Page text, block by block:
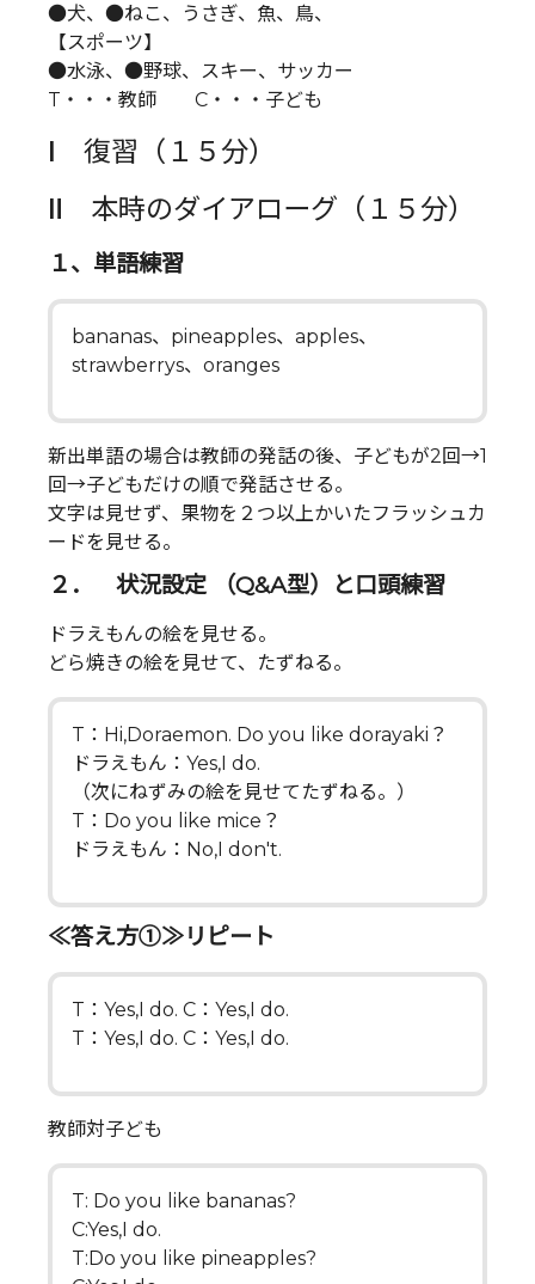
●犬、●ねこ、うさぎ、魚、鳥、
【スポーツ】
●水泳、●野球、スキー、サッカー
T・・・教師 C・・・子ども
Ⅰ 復習（１５分）
Ⅱ 本時のダイアローグ（１５分）
１、単語練習
bananas、pineapples、apples、
strawberrys、oranges
新出単語の場合は教師の発話の後、子どもが2回→1
回→子どもだけの順で発話させる。
文字は見せず、果物を２つ以上かいたフラッシュカ
ードを見せる。
２． 状況設定 （Q&A型）と口頭練習
ドラえもんの絵を見せる。
どら焼きの絵を見せて、たずねる。
T：Hi,Doraemon. Do you like dorayaki？
ドラえもん：Yes,I do.
（次にねずみの絵を見せてたずねる。）
T：Do you like mice？
ドラえもん：No,I don't.
≪答え方①≫リピート
T：Yes,I do. C：Yes,I do.
T：Yes,I do. C：Yes,I do.
教師対子ども
T: Do you like bananas?
C:Yes,I do.
T:Do you like pineapples?